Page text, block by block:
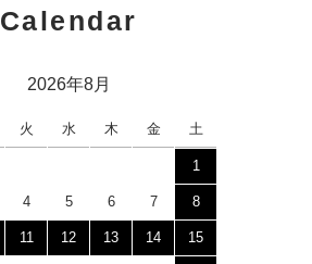
Calendar
2026年8月
火 水 木 金 土
1
4 5 6 7 8
11 12 13 14 15